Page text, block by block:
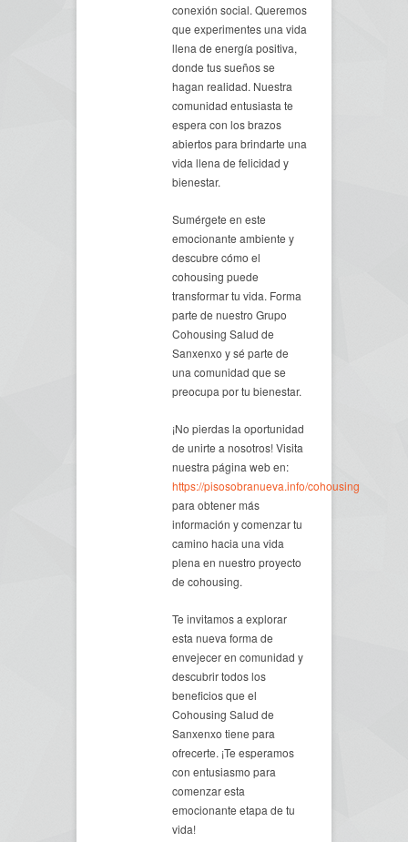
conexión social. Queremos
que experimentes una vida
llena de energía positiva,
donde tus sueños se
hagan realidad. Nuestra
comunidad entusiasta te
espera con los brazos
abiertos para brindarte una
vida llena de felicidad y
bienestar.
Sumérgete en este
emocionante ambiente y
descubre cómo el
cohousing puede
transformar tu vida. Forma
parte de nuestro Grupo
Cohousing Salud de
Sanxenxo y sé parte de
una comunidad que se
preocupa por tu bienestar.
¡No pierdas la oportunidad
de unirte a nosotros! Visita
nuestra página web en:
https://pisosobranueva.info/cohousing
para obtener más
información y comenzar tu
camino hacia una vida
plena en nuestro proyecto
de cohousing.
Te invitamos a explorar
esta nueva forma de
envejecer en comunidad y
descubrir todos los
beneficios que el
Cohousing Salud de
Sanxenxo tiene para
ofrecerte. ¡Te esperamos
con entusiasmo para
comenzar esta
emocionante etapa de tu
vida!